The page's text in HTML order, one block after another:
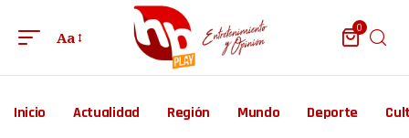
Aa
0
Inicio Actualidad Región Mundo Deporte